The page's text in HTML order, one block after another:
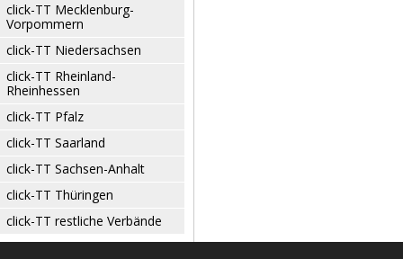
click-TT Mecklenburg-
Vorpommern
click-TT Niedersachsen
click-TT Rheinland-
Rheinhessen
click-TT Pfalz
click-TT Saarland
click-TT Sachsen-Anhalt
click-TT Thüringen
click-TT restliche Verbände